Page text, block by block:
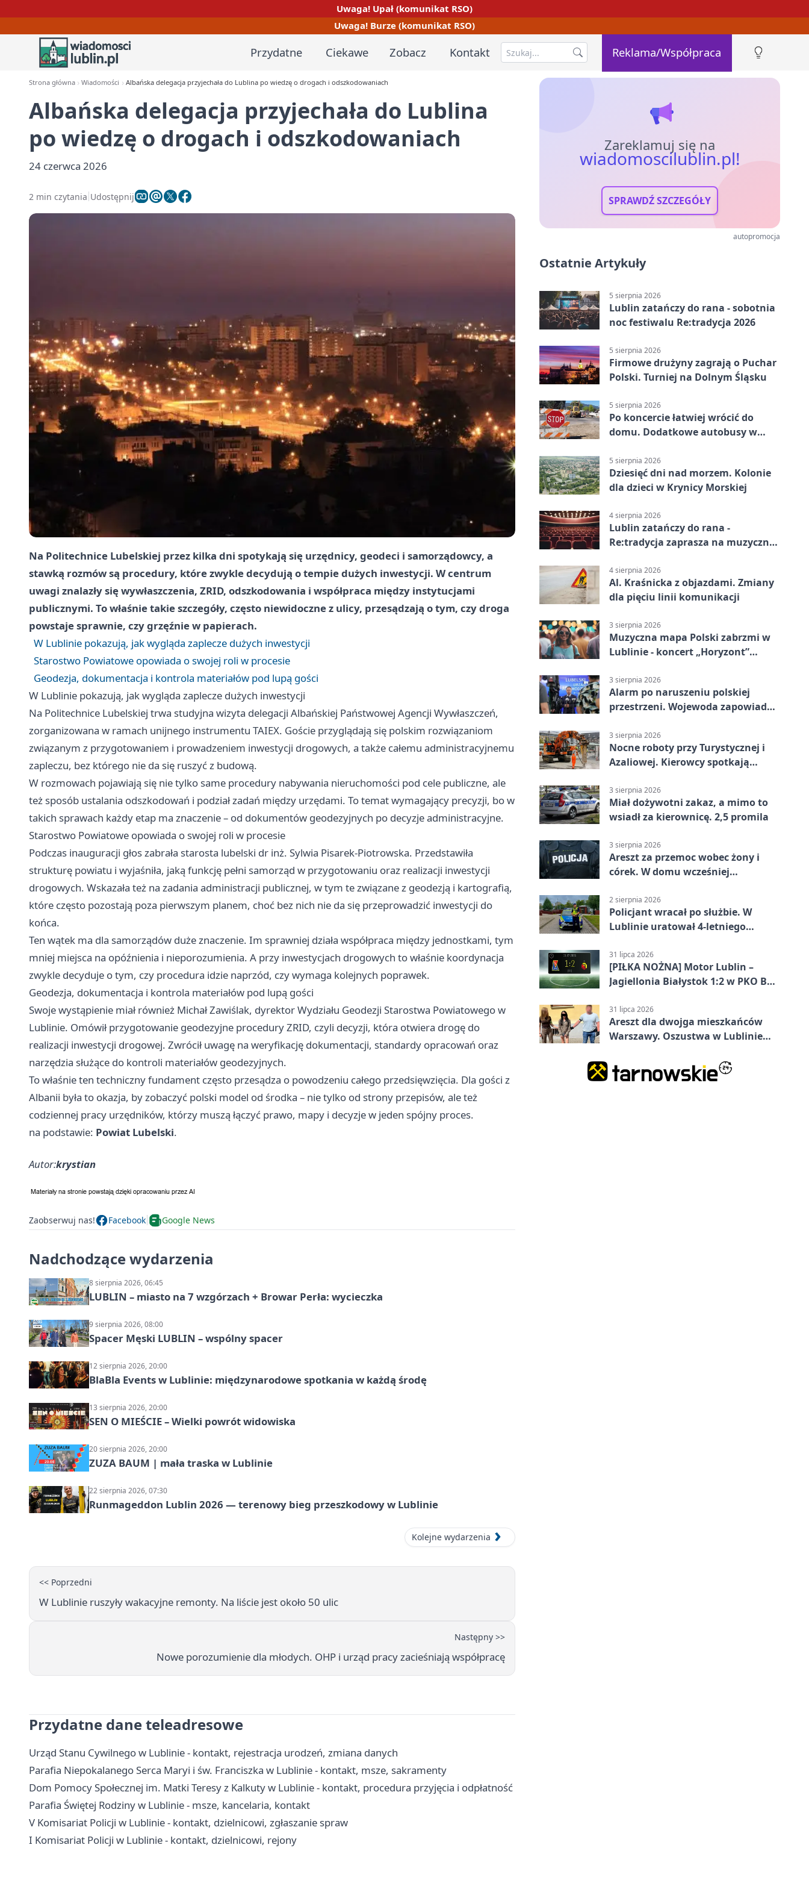
Uwaga! Upał (komunikat RSO)
Uwaga! Burze (komunikat RSO)
Przydatne Ciekawe Zobacz Kontakt Reklama/Współpraca
Strona główna Wiadomości Albańska delegacja przyjechała do Lublina po wiedzę o drogach i odszkodowaniach
Albańska delegacja przyjechała do Lublina
po wiedzę o drogach i odszkodowaniach
24 czerwca 2026
2 min czytania Udostępnij
Na Politechnice Lubelskiej przez kilka dni spotykają się urzędnicy, geodeci i samorządowcy, a
stawką rozmów są procedury, które zwykle decydują o tempie dużych inwestycji. W centrum
uwagi znalazły się wywłaszczenia, ZRID, odszkodowania i współpraca między instytucjami
publicznymi. To właśnie takie szczegóły, często niewidoczne z ulicy, przesądzają o tym, czy droga
powstaje sprawnie, czy grzęźnie w papierach.
W Lublinie pokazują, jak wygląda zaplecze dużych inwestycji
Starostwo Powiatowe opowiada o swojej roli w procesie
Geodezja, dokumentacja i kontrola materiałów pod lupą gości
W Lublinie pokazują, jak wygląda zaplecze dużych inwestycji
Na Politechnice Lubelskiej trwa studyjna wizyta delegacji Albańskiej Państwowej Agencji Wywłaszczeń,
zorganizowana w ramach unijnego instrumentu TAIEX. Goście przyglądają się polskim rozwiązaniom
związanym z przygotowaniem i prowadzeniem inwestycji drogowych, a także całemu administracyjnemu
zapleczu, bez którego nie da się ruszyć z budową.
W rozmowach pojawiają się nie tylko same procedury nabywania nieruchomości pod cele publiczne, ale
też sposób ustalania odszkodowań i podział zadań między urzędami. To temat wymagający precyzji, bo w
takich sprawach każdy etap ma znaczenie – od dokumentów geodezyjnych po decyzje administracyjne.
Starostwo Powiatowe opowiada o swojej roli w procesie
Podczas inauguracji głos zabrała starosta lubelski dr inż. Sylwia Pisarek-Piotrowska. Przedstawiła
strukturę powiatu i wyjaśniła, jaką funkcję pełni samorząd w przygotowaniu oraz realizacji inwestycji
drogowych. Wskazała też na zadania administracji publicznej, w tym te związane z geodezją i kartografią,
które często pozostają poza pierwszym planem, choć bez nich nie da się przeprowadzić inwestycji do
końca.
Ten wątek ma dla samorządów duże znaczenie. Im sprawniej działa współpraca między jednostkami, tym
mniej miejsca na opóźnienia i nieporozumienia. A przy inwestycjach drogowych to właśnie koordynacja
zwykle decyduje o tym, czy procedura idzie naprzód, czy wymaga kolejnych poprawek.
Geodezja, dokumentacja i kontrola materiałów pod lupą gości
Swoje wystąpienie miał również Michał Zawiślak, dyrektor Wydziału Geodezji Starostwa Powiatowego w
Lublinie. Omówił przygotowanie geodezyjne procedury ZRID, czyli decyzji, która otwiera drogę do
realizacji inwestycji drogowej. Zwrócił uwagę na weryfikację dokumentacji, standardy opracowań oraz
narzędzia służące do kontroli materiałów geodezyjnych.
To właśnie ten techniczny fundament często przesądza o powodzeniu całego przedsięwzięcia. Dla gości z
Albanii była to okazja, by zobaczyć polski model od środka – nie tylko od strony przepisów, ale też
codziennej pracy urzędników, którzy muszą łączyć prawo, mapy i decyzje w jeden spójny proces.
na podstawie: Powiat Lubelski.
Autor:krystian
Zaobserwuj nas! Facebook Google News
Nadchodzące wydarzenia
8 sierpnia 2026, 06:45
LUBLIN – miasto na 7 wzgórzach + Browar Perła: wycieczka
9 sierpnia 2026, 08:00
Spacer Męski LUBLIN – wspólny spacer
12 sierpnia 2026, 20:00
BlaBla Events w Lublinie: międzynarodowe spotkania w każdą środę
13 sierpnia 2026, 20:00
SEN O MIEŚCIE – Wielki powrót widowiska
20 sierpnia 2026, 20:00
ZUZA BAUM | mała traska w Lublinie
22 sierpnia 2026, 07:30
Runmageddon Lublin 2026 — terenowy bieg przeszkodowy w Lublinie
Kolejne wydarzenia
<< Poprzedni
W Lublinie ruszyły wakacyjne remonty. Na liście jest około 50 ulic
Następny >>
Nowe porozumienie dla młodych. OHP i urząd pracy zacieśniają współpracę
Przydatne dane teleadresowe
Urząd Stanu Cywilnego w Lublinie - kontakt, rejestracja urodzeń, zmiana danych
Parafia Niepokalanego Serca Maryi i św. Franciszka w Lublinie - kontakt, msze, sakramenty
Dom Pomocy Społecznej im. Matki Teresy z Kalkuty w Lublinie - kontakt, procedura przyjęcia i odpłatność
Parafia Świętej Rodziny w Lublinie - msze, kancelaria, kontakt
V Komisariat Policji w Lublinie - kontakt, dzielnicowi, zgłaszanie spraw
I Komisariat Policji w Lublinie - kontakt, dzielnicowi, rejony
Zareklamuj się na
wiadomoscilublin.pl!
SPRAWDŹ SZCZEGÓŁY
autopromocja
Ostatnie Artykuły
5 sierpnia 2026
Lublin zatańczy do rana - sobotnia
noc festiwalu Re:tradycja 2026
5 sierpnia 2026
Firmowe drużyny zagrają o Puchar
Polski. Turniej na Dolnym Śląsku
5 sierpnia 2026
Po koncercie łatwiej wrócić do
domu. Dodatkowe autobusy w
5 sierpnia 2026
Dziesięć dni nad morzem. Kolonie
dla dzieci w Krynicy Morskiej
4 sierpnia 2026
Lublin zatańczy do rana -
Re:tradycja zaprasza na muzyczną
4 sierpnia 2026
Al. Kraśnicka z objazdami. Zmiany
dla pięciu linii komunikacji
3 sierpnia 2026
Muzyczna mapa Polski zabrzmi w
Lublinie - koncert „Horyzont”
3 sierpnia 2026
Alarm po naruszeniu polskiej
przestrzeni. Wojewoda zapowiada
3 sierpnia 2026
Nocne roboty przy Turystycznej i
Azaliowej. Kierowcy spotkają
3 sierpnia 2026
Miał dożywotni zakaz, a mimo to
wsiadł za kierownicę. 2,5 promila
3 sierpnia 2026
Areszt za przemoc wobec żony i
córek. W domu wcześniej
2 sierpnia 2026
Policjant wracał po służbie. W
Lublinie uratował 4-letniego
31 lipca 2026
[PIŁKA NOŻNA] Motor Lublin –
Jagiellonia Białystok 1:2 w PKO BP
zabrał gospodarzom remis
31 lipca 2026
Areszt dla dwojga mieszkańców
Warszawy. Oszustwa w Lublinie